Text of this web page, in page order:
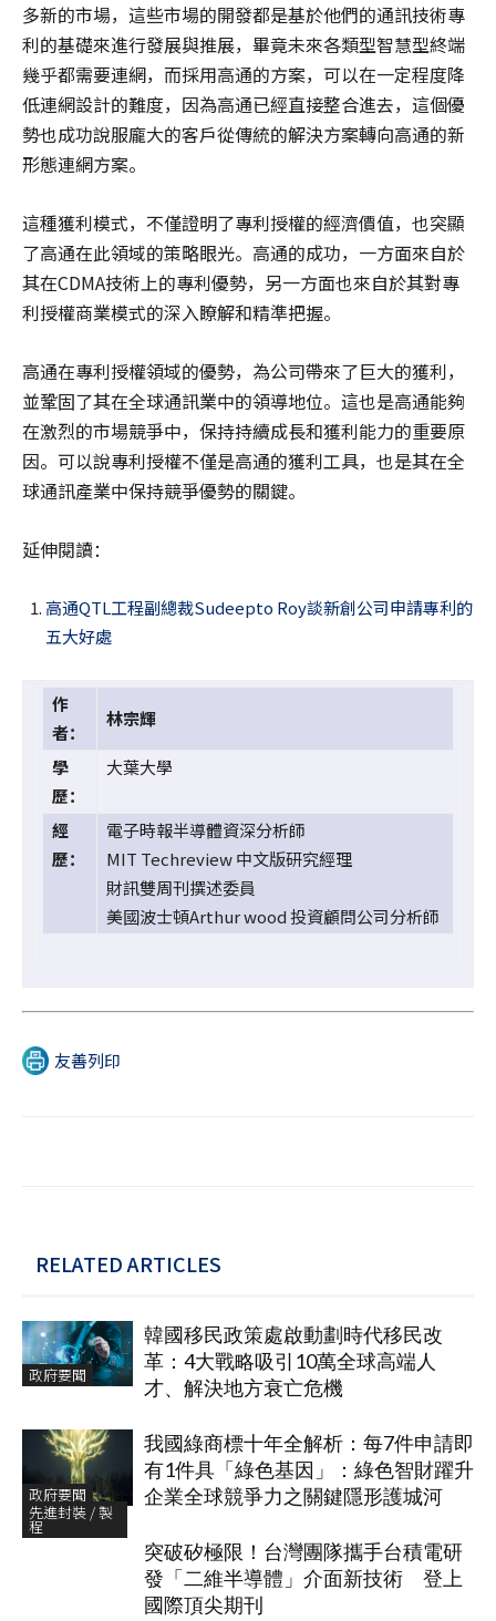
多新的市場，這些市場的開發都是基於他們的通訊技術專
利的基礎來進行發展與推展，畢竟未來各類型智慧型終端
幾乎都需要連網，而採用高通的方案，可以在一定程度降
低連網設計的難度，因為高通已經直接整合進去，這個優
勢也成功說服龐大的客戶從傳統的解決方案轉向高通的新
形態連網方案。
這種獲利模式，不僅證明了專利授權的經濟價值，也突顯
了高通在此領域的策略眼光。高通的成功，一方面來自於
其在CDMA技術上的專利優勢，另一方面也來自於其對專
利授權商業模式的深入瞭解和精準把握。
高通在專利授權領域的優勢，為公司帶來了巨大的獲利，
並鞏固了其在全球通訊業中的領導地位。這也是高通能夠
在激烈的市場競爭中，保持持續成長和獲利能力的重要原
因。可以說專利授權不僅是高通的獲利工具，也是其在全
球通訊產業中保持競爭優勢的關鍵。
延伸閱讀：
高通QTL工程副總裁Sudeepto Roy談新創公司申請專利的
五大好處
作
者：
林宗輝
學
歷：
大葉大學
經
歷：
電子時報半導體資深分析師
MIT Techreview 中文版研究經理
財訊雙周刊撰述委員
美國波士頓Arthur wood 投資顧問公司分析師
友善列印
RELATED ARTICLES
政府要聞
韓國移民政策處啟動劃時代移民改
革：4大戰略吸引10萬全球高端人
才、解決地方衰亡危機
政府要聞
我國綠商標十年全解析：每7件申請即
有1件具「綠色基因」：綠色智財躍升
企業全球競爭力之關鍵隱形護城河
先進封裝 / 製
程
突破矽極限！台灣團隊攜手台積電研
發「二維半導體」介面新技術 登上
國際頂尖期刊